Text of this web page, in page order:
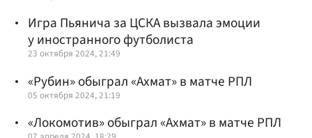
Игра Пьянича за ЦСКА вызвала эмоции
у иностранного футболиста
23 октября 2024, 21:49
«Рубин» обыграл «Ахмат» в матче РПЛ
05 октября 2024, 21:19
«Локомотив» обыграл «Ахмат» в матче РПЛ